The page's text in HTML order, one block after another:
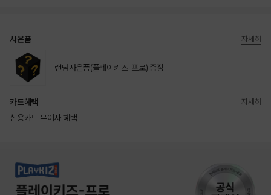
사은품
랜덤사은품(플레이키즈-프로) 증정
자세히
카드혜택
신용카드 무이자 혜택
자세히